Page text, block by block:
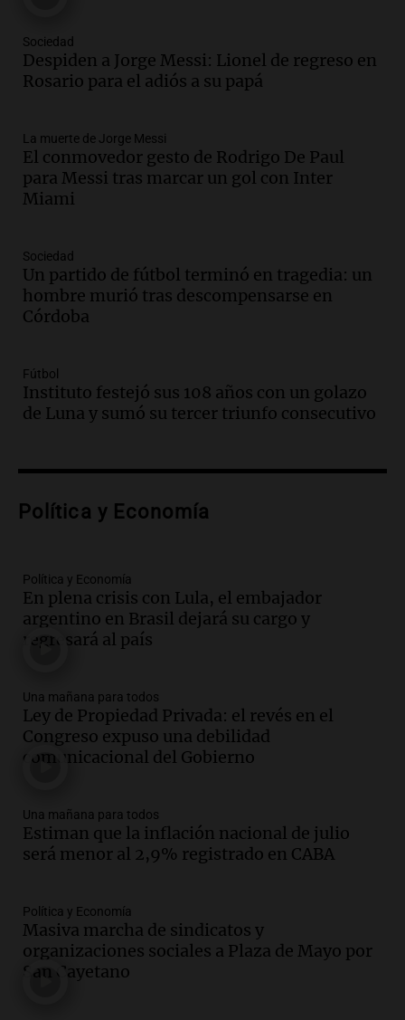
Audio.Messi llegará esta noche a
Rosario para acompañar a su familia
Episodios
Audio.Ley de Propiedad Privada: el revés
en el Congreso expuso una debilidad
comunicacional del Gobierno
Episodios
Audio.Casabindo se prepara para una
celebración única: 30.000 turistas y el
tradicional Toreo de la Vincha
Audio.Borges, abogada de Pourrain:
"Tres hombres se lo llevaron para
hacerle preguntas y nunca regresó"
Episodios
metros del río Suquía y retiraron hasta
Episodios
Audio.La historia de la servilleta que
firmó Jorge Messi para el primer
contrato de Leo con Barcelona
Audio.Joan Gaspart: "Sin Jorge, no sé si
Messi hubiera llegado adonde llegó"
Una mañana para todos
Audio.El orgullo y el sueño argentino de
Jorge Messi en una entrevista con Rony
Vargas en 2007
Audio.El abuelo de Agostina Vega, tras
las nuevas detenciones: "En esa casa
todos tenían algo que ver"
Sociedad
Despiden a Jorge Messi: Lionel de regreso en
Rosario para el adiós a su papá
La muerte de Jorge Messi
El conmovedor gesto de Rodrigo De Paul
para Messi tras marcar un gol con Inter
Miami
Sociedad
Un partido de fútbol terminó en tragedia: un
hombre murió tras descompensarse en
Córdoba
Fútbol
Instituto festejó sus 108 años con un golazo
de Luna y sumó su tercer triunfo consecutivo
Política y Economía
Política y Economía
En plena crisis con Lula, el embajador
argentino en Brasil dejará su cargo y
regresará al país
Una mañana para todos
Ley de Propiedad Privada: el revés en el
Congreso expuso una debilidad
comunicacional del Gobierno
Una mañana para todos
Estiman que la inflación nacional de julio
será menor al 2,9% registrado en CABA
Política y Economía
Masiva marcha de sindicatos y
organizaciones sociales a Plaza de Mayo por
San Cayetano